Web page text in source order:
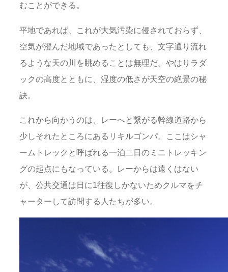
むことができる。
平地であれば、これが大気汚染に侵されておらず、
空気が澄んだ地域であったとしても、文字通り流れ
るような天の川を眺めることは無理だ。やはりラダ
ックの高度とともに、湿度の低さが天空の絶景の秘
訣。
これから向かうのは、レーへと繋がる幹線道路から
少しそれたところにあるリキルゴンパ。ここはシャ
ームトレックと呼ばれる一泊二日のミニトレッキン
グの起点にもなっている。レーからは遠くはない
が、公共交通は日に1往復しかないためクルマをチ
ャーターして訪問する人たちが多い。